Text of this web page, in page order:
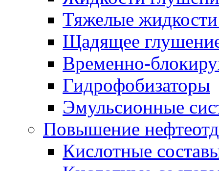
Тяжелые
Щадящее
Временно-
Гидрофобизаторы
Эмульсионные
Повышение
Кислотные